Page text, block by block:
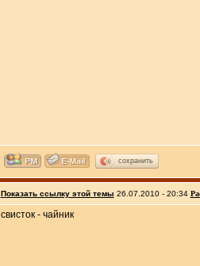
сохранить
Показать ссылку этой темы 26.07.2010 - 20:34
свисток - чайник